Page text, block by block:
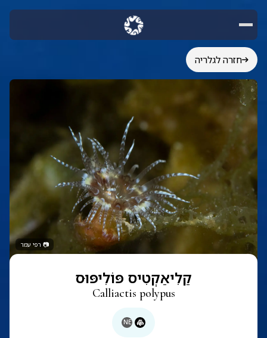
חזרה לגלריה
📷 רפי עמר
קַלִיאַקְטִיס פּוֹלִיפּוּס
Calliactis polypus
NE